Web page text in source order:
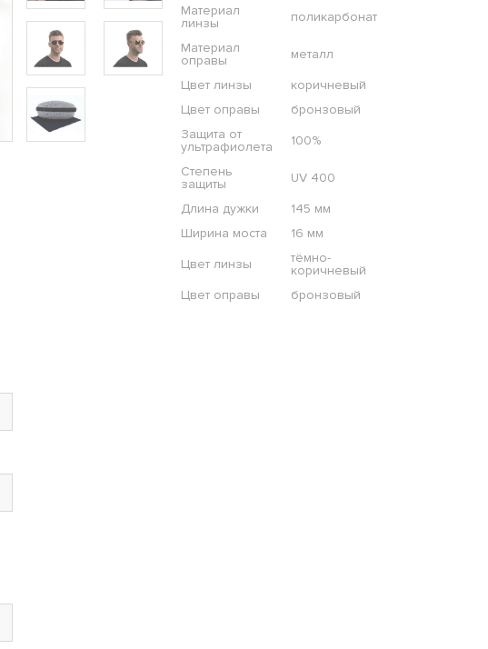
Материал
линзы
поликарбонат
Материал
оправы
металл
Цвет линзы
коричневый
Цвет оправы
бронзовый
Защита от
ультрафиолета
100%
Степень
защиты
UV 400
Длина дужки
145 мм
Ширина моста
16 мм
Цвет линзы
тёмно-
коричневый
Цвет оправы
бронзовый